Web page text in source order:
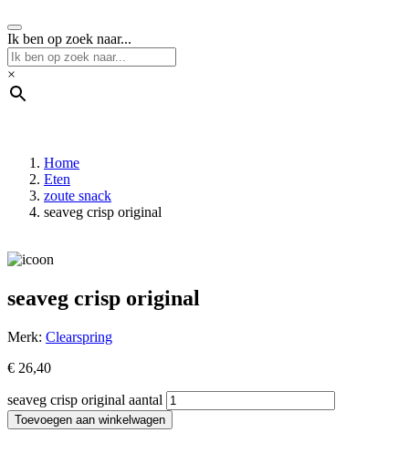
Ik ben op zoek naar...
×
Home
Eten
zoute snack
seaveg crisp original
seaveg crisp original
Merk: Clearspring
€ 26,40
seaveg crisp original aantal
Toevoegen aan winkelwagen